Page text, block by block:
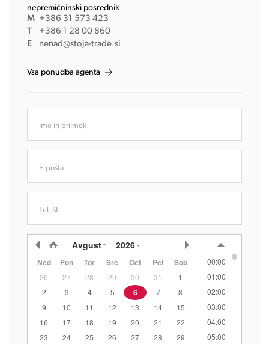
nepremičninski posrednik
M +386 31 573 423
T
+386 1 28 00 860
E
nenad@stoja-trade.si
Vsa ponudba agenta
Ime in priimek
E-pošta
Tel. št.
Avgust 2026
Ned Pon Tor Sre Čet Pet Sob
26 27 28 29 30 31
1
2
3 4 5 6 7
8
9
10 11 12 13 14
15
16
17 18 19 20 21
22
23
24 25 26 27 28
29
00:00
01:00
02:00
03:00
04:00
05:00